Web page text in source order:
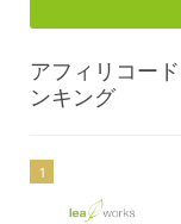
アフィリコー
ンキング